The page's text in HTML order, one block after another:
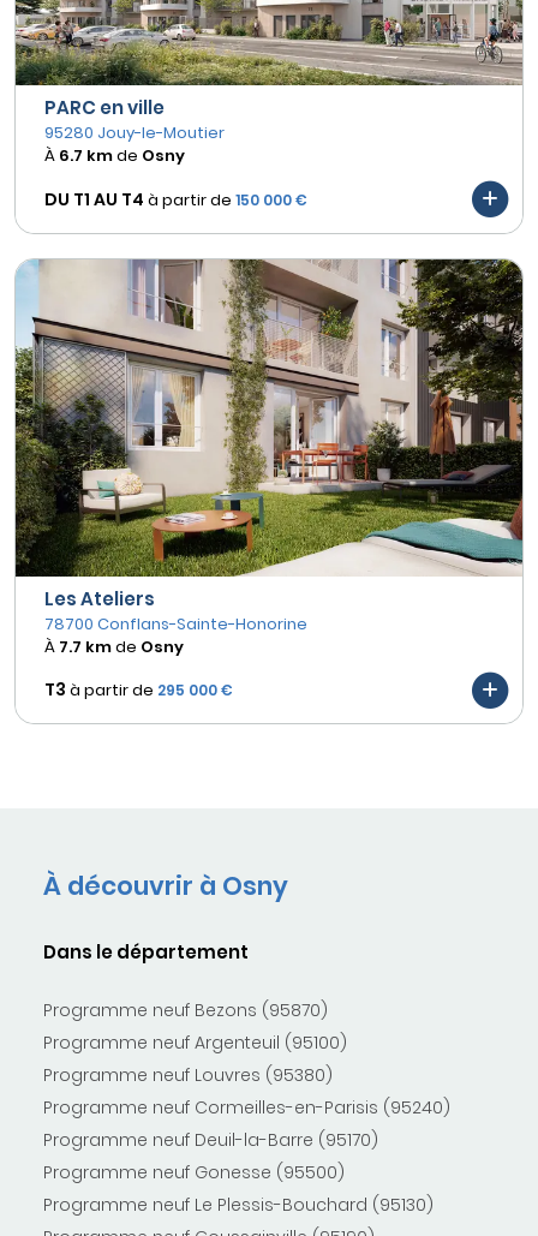
PARC en ville
95280 Jouy-le-Moutier
À 6.7 kmde Osny
DU T1 AU T4 à partir de 150 000 €
Les Ateliers
78700 Conflans-Sainte-Honorine
À 7.7 kmde Osny
T3 à partir de 295 000 €
À découvrir à Osny
Dans le département
Programme neuf Bezons (95870)
Programme neuf Argenteuil (95100)
Programme neuf Louvres (95380)
Programme neuf Cormeilles-en-Parisis (95240)
Programme neuf Deuil-la-Barre (95170)
Programme neuf Gonesse (95500)
Programme neuf Le Plessis-Bouchard (95130)